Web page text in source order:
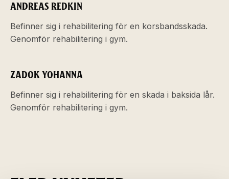
ANDREAS REDKIN
Befinner sig i rehabilitering för en korsbandsskada.
Genomför rehabilitering i gym.
ZADOK YOHANNA
Befinner sig i rehabilitering för en skada i baksida lår.
Genomför rehabilitering i gym.